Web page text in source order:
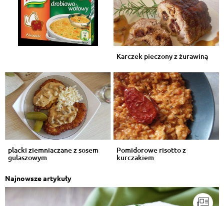
Karczek pieczony z żurawiną
placki ziemniaczane z sosem
gulaszowym
Pomidorowe risotto z
kurczakiem
Najnowsze artykuły